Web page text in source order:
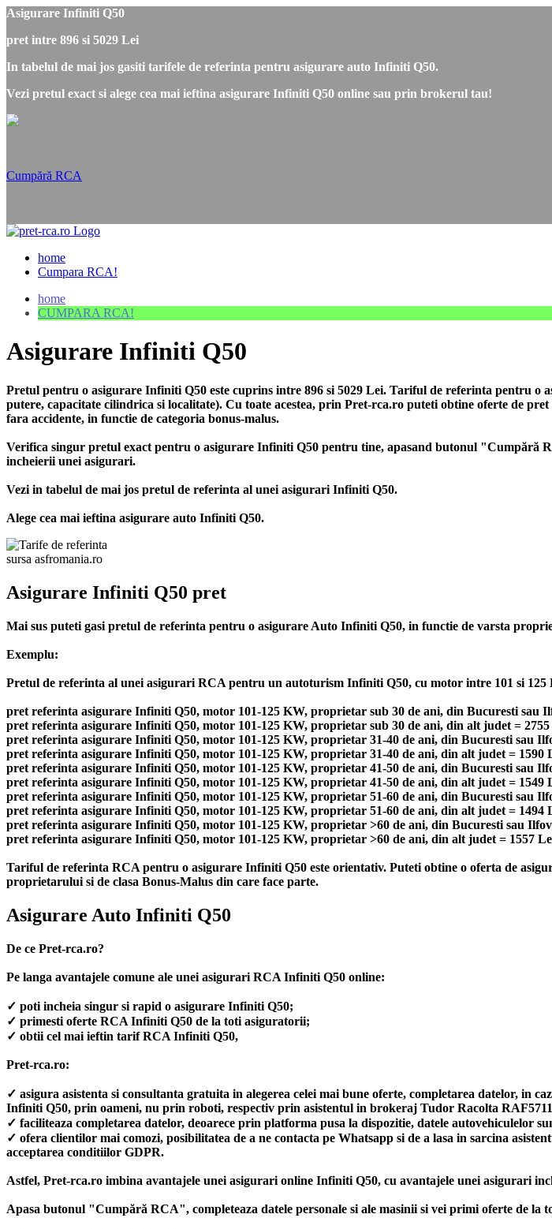
Asigurare Infiniti Q50
pret intre 896 si 5029 Lei
In tabelul de mai jos gasiti tarifele de referinta pentru asigurare auto Infiniti Q50.
Vezi pretul exact si alege cea mai ieftina asigurare Infiniti Q50 online sau prin brokerul tau!
Cumpără RCA
home
Cumpara RCA!
home
CUMPARA RCA!
Asigurare Infiniti Q50
Pretul pentru o asigurare Infiniti Q50 este cuprins intre 896 si 5029 Lei. Tariful de referinta pentru
putere, capacitate cilindrica si localitate). Cu toate acestea, prin Pret-rca.ro puteti obtine oferte de
fara accidente, in functie de categoria bonus-malus.
Verifica singur pretul exact pentru o asigurare Infiniti Q50 pentru tine, apasand butonul "Cumpără
incheierii unei asigurari.
Vezi in tabelul de mai jos pretul de referinta al unei asigurari Infiniti Q50.
Alege cea mai ieftina asigurare auto Infiniti Q50.
sursa asfromania.ro
Asigurare Infiniti Q50 pret
Mai sus puteti gasi pretul de referinta pentru o asigurare Auto Infiniti Q50, in functie de varsta
Exemplu:
Pretul de referinta al unei asigurari RCA pentru un autoturism Infiniti Q50, cu motor intre 101 si 125
pret referinta asigurare Infiniti Q50, motor 101-125 KW, proprietar sub 30 de ani, din Bucuresti sau
pret referinta asigurare Infiniti Q50, motor 101-125 KW, proprietar sub 30 de ani, din alt judet =
pret referinta asigurare Infiniti Q50, motor 101-125 KW, proprietar 31-40 de ani, din Bucuresti sau
pret referinta asigurare Infiniti Q50, motor 101-125 KW, proprietar 31-40 de ani, din alt judet = 1590
pret referinta asigurare Infiniti Q50, motor 101-125 KW, proprietar 41-50 de ani, din Bucuresti sau
pret referinta asigurare Infiniti Q50, motor 101-125 KW, proprietar 41-50 de ani, din alt judet = 1549
pret referinta asigurare Infiniti Q50, motor 101-125 KW, proprietar 51-60 de ani, din Bucuresti sau
pret referinta asigurare Infiniti Q50, motor 101-125 KW, proprietar 51-60 de ani, din alt judet = 1494
pret referinta asigurare Infiniti Q50, motor 101-125 KW, proprietar >60 de ani, din Bucuresti sau
pret referinta asigurare Infiniti Q50, motor 101-125 KW, proprietar >60 de ani, din alt judet = 1557
Tariful de referinta RCA pentru o asigurare Infiniti Q50 este orientativ. Puteti obtine o oferta de
proprietarului si de clasa Bonus-Malus din care face parte.
Asigurare Auto Infiniti Q50
De ce Pret-rca.ro?
Pe langa avantajele comune ale unei asigurari RCA Infiniti Q50 online:
✓ poti incheia singur si rapid o asigurare Infiniti Q50;
✓ primesti oferte RCA Infiniti Q50 de la toti asiguratorii;
✓ obtii cel mai ieftin tarif RCA Infiniti Q50,
Pret-rca.ro:
✓ asigura asistenta si consultanta gratuita in alegerea celei mai bune oferte, completarea datelor, in
Infiniti Q50, prin oameni, nu prin roboti, respectiv prin asistentul in brokeraj Tudor Racolta
✓ faciliteaza completarea datelor, deoarece prin platforma pusa la dispozitie, datele autovehiculelor
✓ ofera clientilor mai comozi, posibilitatea de a ne contacta pe Whatsapp si de a lasa in sarcina
acceptarea conditiilor GDPR.
Astfel, Pret-rca.ro imbina avantajele unei asigurari online Infiniti Q50, cu avantajele unei asigurari
Apasa butonul "Cumpără RCA", completeaza datele personale si ale masinii si vei primi oferte de la